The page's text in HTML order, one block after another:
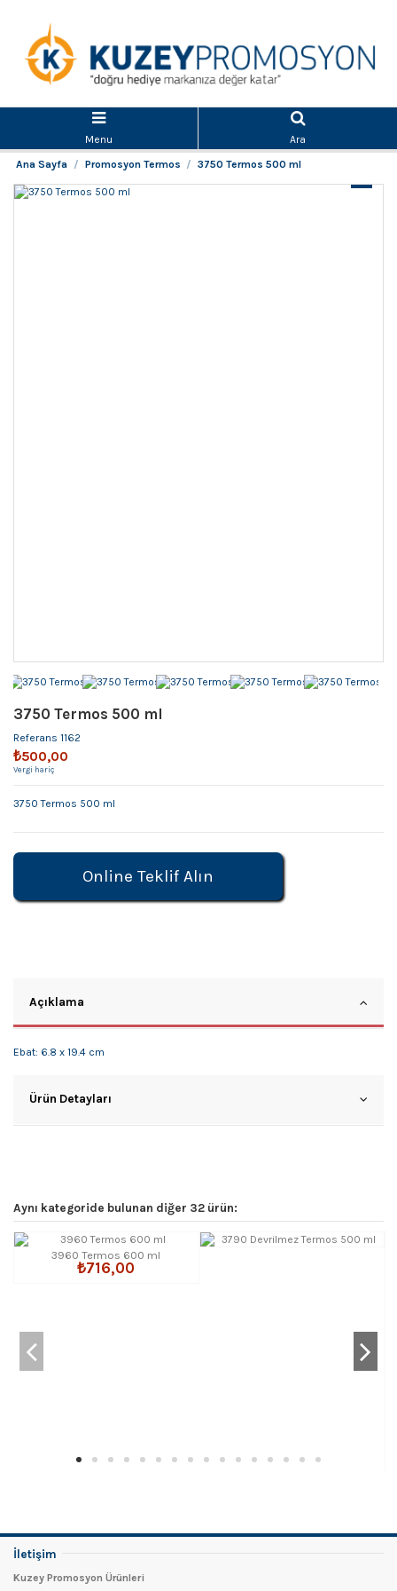
Menu
Ara
Ana Sayfa
Promosyon Termos 3750 Termos 500 ml
3750 Termos 500 ml
Referans 1162
₺500,00
Vergi hariç
3750 Termos 500 ml
Online Teklif Alın
Açıklama
Ebat: 6.8 x 19.4 cm
Ürün Detayları
Aynı kategoride bulunan diğer 32 ürün:
3960 Termos 600 ml
₺716,00
İletişim
Kuzey Promosyon Ürünleri